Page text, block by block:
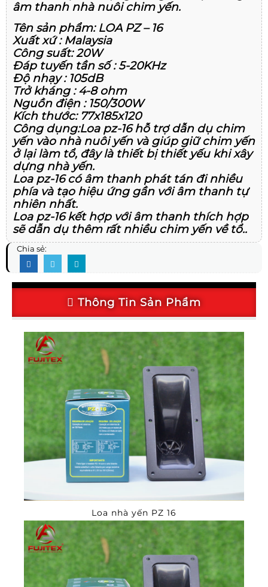
âm thanh nhà nuôi chim yến.
Tên sản phẩm: LOA PZ – 16
Xuất xứ : Malaysia
Công suất: 20W
Đáp tuyến tần số : 5-20KHz
Độ nhạy : 105dB
Trở kháng : 4-8 ohm
Nguồn điện : 150/300W
Kích thước: 77x185x120
Công dụng:Loa pz-16 hỗ trợ dẫn dụ chim
yến vào nhà nuôi yến và giúp giữ chim yến
ở lại làm tổ, đây là thiết bị thiết yếu khi xây
dựng nhà yến.
Loa pz-16 có âm thanh phát tán đi nhiều
phía và tạo hiệu ứng gần với âm thanh tự
nhiên nhất.
Loa pz-16 kết hợp với âm thanh thích hợp
sẽ dẫn dụ thêm rất nhiều chim yến về tổ..
Chia sẻ:
Thông Tin Sản Phẩm
Loa nhà yến PZ 16